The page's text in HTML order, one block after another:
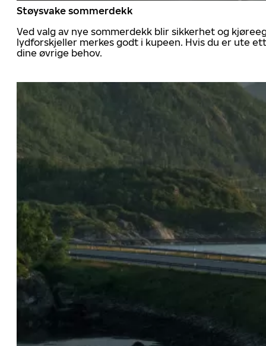
Støysvake sommerdekk
Ved valg av nye sommerdekk blir sikkerhet og
lydforskjeller merkes godt i kupeen. Hvis du er ute
dine øvrige behov.